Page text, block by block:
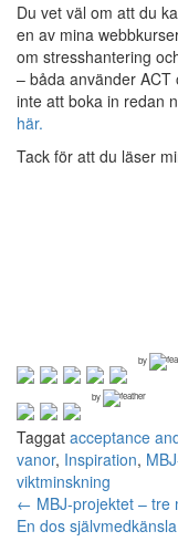
Du vet väl om att du
en av mina
om stresshantering
– båda använder
inte att boka in redan
här.
Tack för att du läser
by
by
Taggat acceptance
vanor, Inspiration,
viktminskning
← MBJ-projektet – tre
En dos